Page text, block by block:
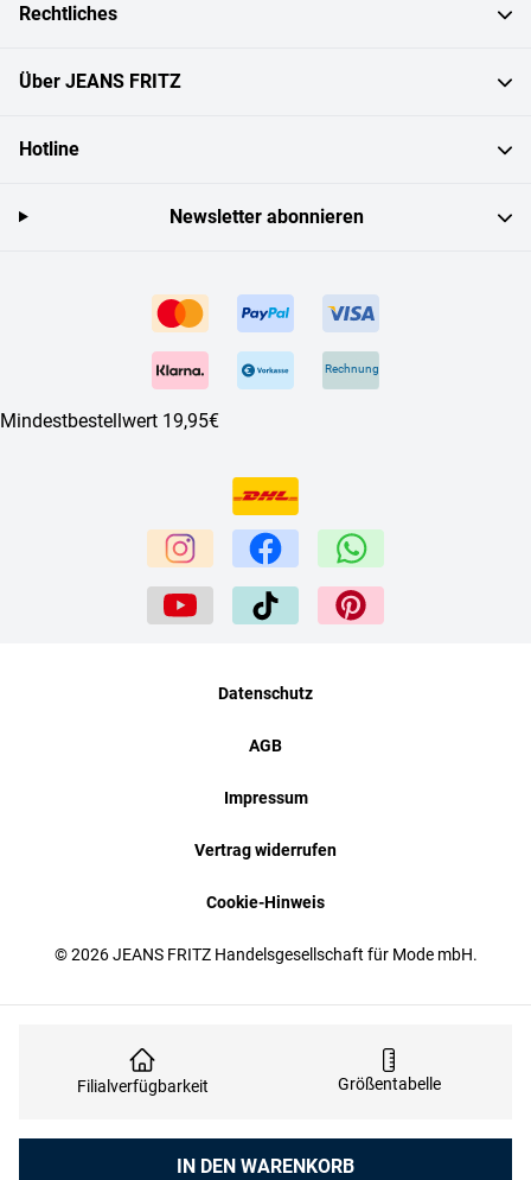
Filialverfügbarkeit Größentabelle
IN DEN WARENKORB
Rechtliches
Über JEANS FRITZ
Hotline
Rechnung
Mindestbestellwert 19,95€
Newsletter abonnieren
© 2026 JEANS FRITZ Handelsgesellschaft für Mode mbH.
Datenschutz
AGB
Impressum
Vertrag widerrufen
Cookie-Hinweis